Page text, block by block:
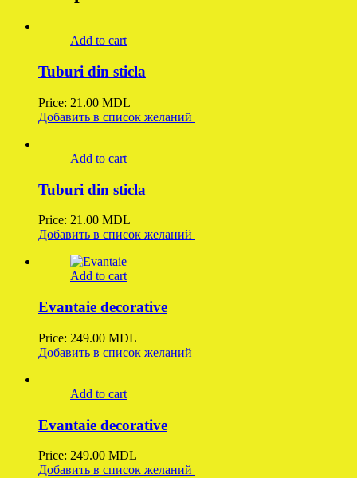
Add to cart
Tuburi din sticla
Price: 21.00 MDL
Добавить в список желаний
Add to cart
Tuburi din sticla
Price: 21.00 MDL
Добавить в список желаний
Add to cart
Evantaie decorative
Price: 249.00 MDL
Добавить в список желаний
Add to cart
Evantaie decorative
Price: 249.00 MDL
Добавить в список желаний